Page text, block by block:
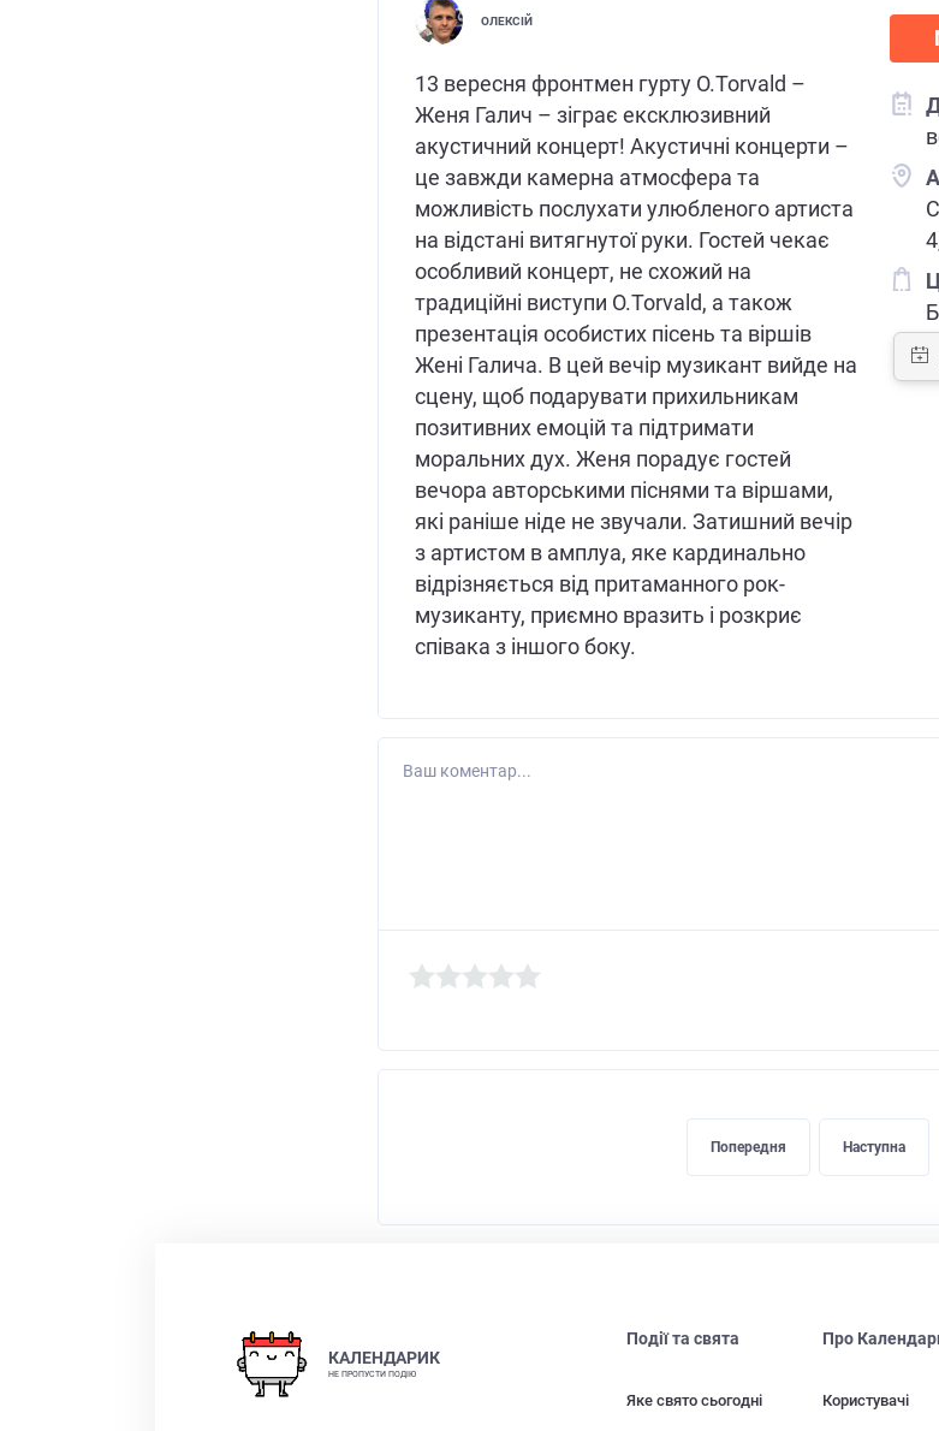
ОЛЕКСІЙ
13 вересня фронтмен гурту O.Torvald –
Женя Галич – зіграє ексклюзивний
акустичний концерт! Акустичні концерти –
це завжди камерна атмосфера та
можливість послухати улюбленого артиста
на відстані витягнутої руки. Гостей чекає
особливий концерт, не схожий на
традиційні виступи O.Torvald, а також
презентація особистих пісень та віршів
Жені Галича. В цей вечір музикант вийде на
сцену, щоб подарувати прихильникам
позитивних емоцій та підтримати
моральних дух. Женя порадує гостей
вечора авторськими піснями та віршами,
які раніше ніде не звучали. Затишний вечір
з артистом в амплуа, яке кардинально
відрізняється від притаманного рок-
музиканту, приємно вразить і розкриє
співака з іншого боку.
Ваш коментар...
Попередня Наступна
КАЛЕНДАРИК
НЕ ПРОПУСТИ ПОДІЮ
Події та свята
Яке свято сьогодні
Про
Користувачі